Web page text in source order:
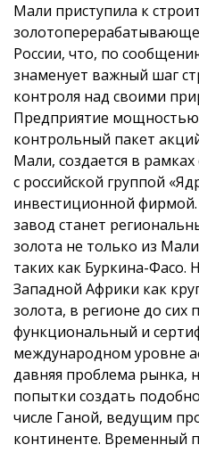
Мали приступила к
России, что, по
знаменует важный шаг
контроля над своими
Предприятие мощностью
контрольный пакет
Мали, создается в
с российской группой
инвестиционной
завод станет
золота не только из
таких как Буркина-Фасо.
Западной Африки как
золота, в регионе до сих
функциональный и
международном уровне
давняя проблема рынка,
попытки создать
числе Ганой, ведущим
континенте. Временный